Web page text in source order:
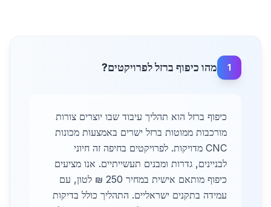
1 מהו כיפוף ברזל לפרויקטים?
כיפוף ברזל הוא תהליך עיבוד שבו יוצרים צורות
מורכבות ממוטות ברזל ישרים באמצעות מכונות
CNC מדויקות. לפרויקטים בחיפה זה חיוני
לבניינים, גדרות ומבנים תעשייתיים. אנו מציעים
כיפוף מותאם אישית במחיר 250 ₪ לטון, עם
עמידה בתקנים ישראליים. התהליך כולל בדיקות